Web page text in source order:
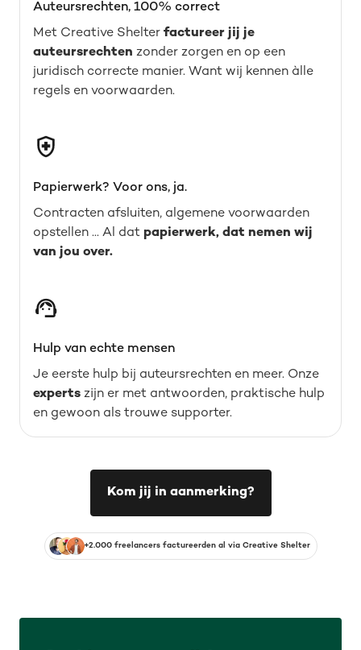
Auteursrechten, 100% correct
Met Creative Shelter factureer jij je
auteursrechten zonder zorgen en op een
juridisch correcte manier. Want wij kennen àlle
regels en voorwaarden.
Papierwerk? Voor ons, ja.
Contracten afsluiten, algemene voorwaarden
opstellen ... Al dat papierwerk, dat nemen wij
van jou over.
Hulp van echte mensen
Je eerste hulp bij auteursrechten en meer. Onze
experts zijn er met antwoorden, praktische hulp
en gewoon als trouwe supporter.
Kom jij in aanmerking?
+2.000 freelancers factureerden al via Creative Shelter